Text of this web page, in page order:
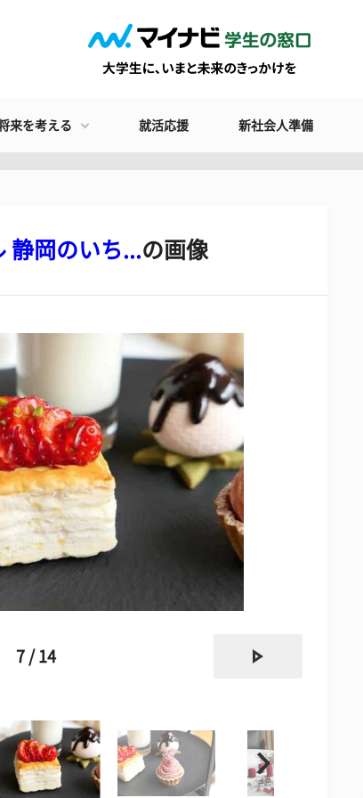
来を考える 就活応援 新社会人準備
静岡のいち...の画像
7 / 14